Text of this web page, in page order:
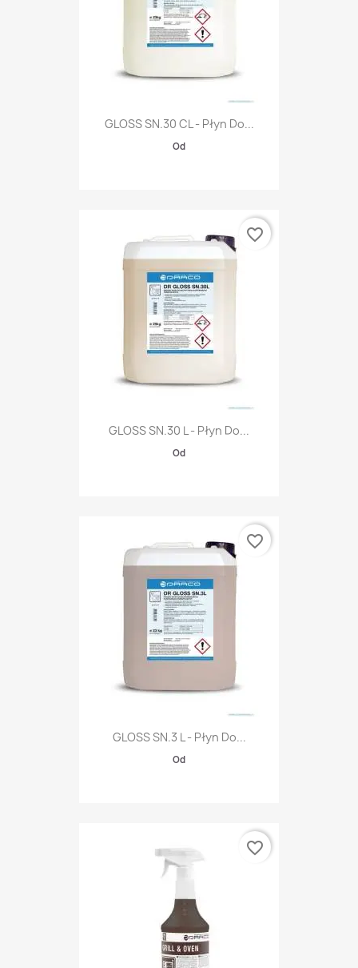
GLOSS SN.30 CL - Płyn Do...
Od
GLOSS SN.30 L - Płyn Do...
Od
favorite_border
GLOSS SN.3 L - Płyn Do...
Od
favorite_border
favorite_border